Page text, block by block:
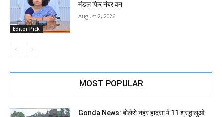
Editor Pick
मंडल फिर नंबर वन
August 2, 2026
MOST POPULAR
Gonda News: बोलेरो नहर हादसा में 11 श्रद्धालुओं